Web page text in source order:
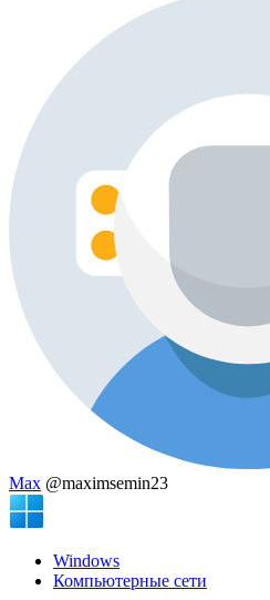
Max @maximsemin23
Windows
Компьютерные сети